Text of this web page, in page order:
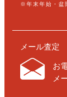
※年末年始・盆
メール査定
お
メ